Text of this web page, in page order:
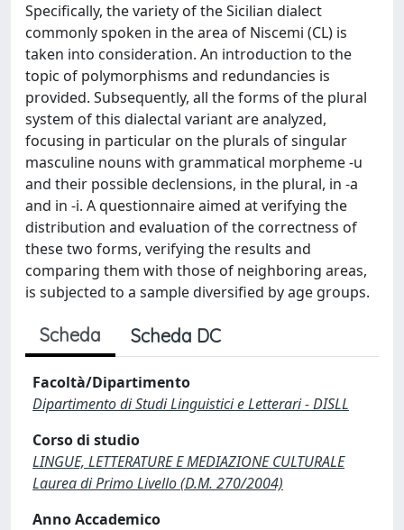
Specifically, the variety of the Sicilian dialect
commonly spoken in the area of Niscemi (CL) is
taken into consideration. An introduction to the
topic of polymorphisms and redundancies is
provided. Subsequently, all the forms of the plural
system of this dialectal variant are analyzed,
focusing in particular on the plurals of singular
masculine nouns with grammatical morpheme -u
and their possible declensions, in the plural, in -a
and in -i. A questionnaire aimed at verifying the
distribution and evaluation of the correctness of
these two forms, verifying the results and
comparing them with those of neighboring areas,
is subjected to a sample diversified by age groups.
Scheda Scheda DC
Facoltà/Dipartimento
Dipartimento di Studi Linguistici e Letterari - DISLL
Corso di studio
LINGUE, LETTERATURE E MEDIAZIONE CULTURALE
Laurea di Primo Livello (D.M. 270/2004)
Anno Accademico